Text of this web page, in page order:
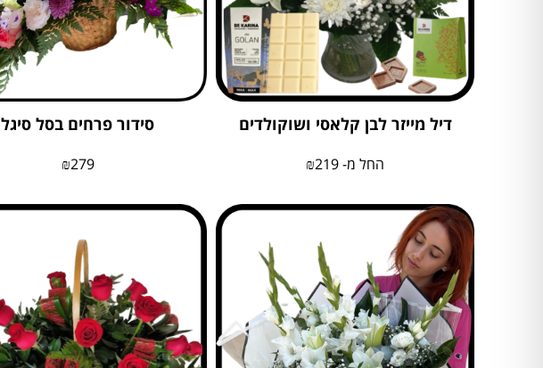
דיל מייזר לבן קלאסי ושוקולדים
החל מ- ₪219
סידור פרחים בסל סיגל
₪279